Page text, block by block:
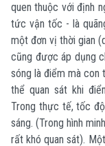
quen thuộc với định
tức vận tốc - là
một đơn vị thời gian
cũng được áp dụng
sóng là điểm mà con
thể quan sát khi
Trong thực tế, tốc
sáng. (Trong hình
rất khó quan sát).